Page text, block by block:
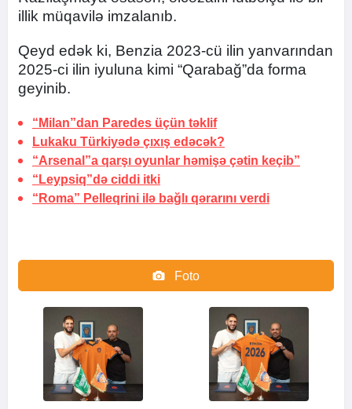
illik müqavilə imzalanıb.
Qeyd edək ki, Benzia 2023-cü ilin yanvarından
2025-ci ilin iyuluna kimi “Qarabağ”da forma
geyinib.
“Milan”dan Paredes üçün təklif
Lukaku Türkiyədə çıxış edəcək?
“Arsenal”a qarşı oyunlar həmişə çətin keçib”
“Leypsiq”də ciddi itki
“Roma” Pelleqrini ilə bağlı qərarını verdi
Foto